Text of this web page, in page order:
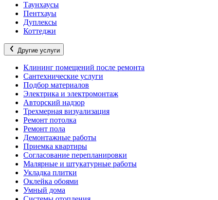
Таунхаусы
Пентхауы
Дуплексы
Коттеджи
Другие услуги
Клининг помещений после ремонта
Сантехнические услуги
Подбор материалов
Электрика и электромонтаж
Авторский надзор
Трехмерная визуализация
Ремонт потолка
Ремонт пола
Демонтажные работы
Приемка квартиры
Согласование перепланировки
Малярные и штукатурные работы
Укладка плитки
Оклейка обоями
Умный дома